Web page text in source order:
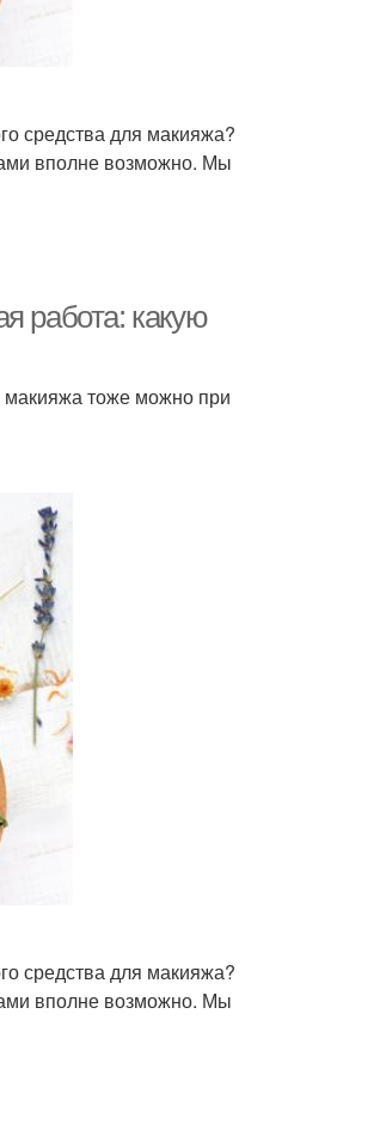
средства для макияжа?
вполне возможно. Мы
работа: какую
тоже можно при
средства для макияжа?
вполне возможно. Мы